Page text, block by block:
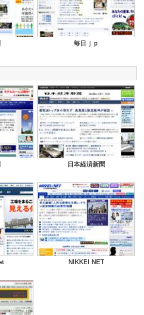
毎日ｊｐ
日本経済新聞
NIKKEI NET